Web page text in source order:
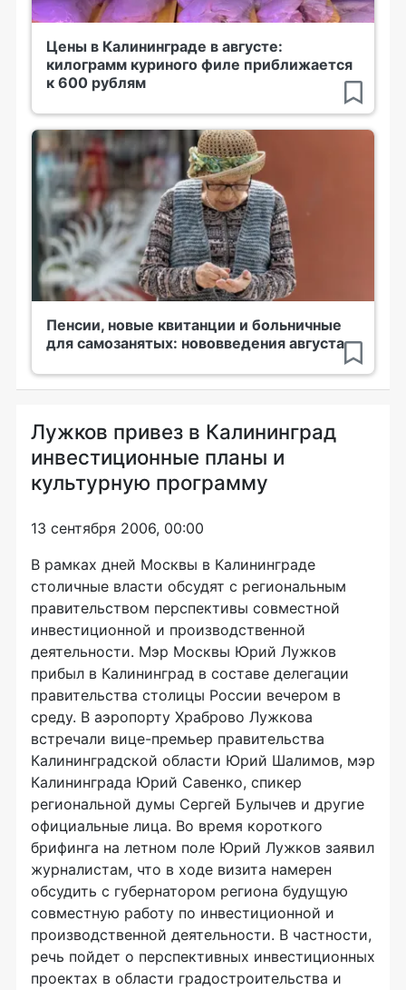
Цены в Калининграде в августе:
килограмм куриного филе приближается
к 600 рублям
Пенсии, новые квитанции и больничные
для самозанятых: нововведения августа
Лужков привез в Калининград
инвестиционные планы и
культурную программу
13 сентября 2006, 00:00
В рамках дней Москвы в Калининграде
столичные власти обсудят с региональным
правительством перспективы совместной
инвестиционной и производственной
деятельности. Мэр Москвы Юрий Лужков
прибыл в Калининград в составе делегации
правительства столицы России вечером в
среду. В аэропорту Храброво Лужкова
встречали вице-премьер правительства
Калининградской области Юрий Шалимов, мэр
Калининграда Юрий Савенко, спикер
региональной думы Сергей Булычев и другие
официальные лица. Во время короткого
брифинга на летном поле Юрий Лужков заявил
журналистам, что в ходе визита намерен
обсудить с губернатором региона будущую
совместную работу по инвестиционной и
производственной деятельности. В частности,
речь пойдет о перспективных инвестиционных
проектах в области градостроительства и